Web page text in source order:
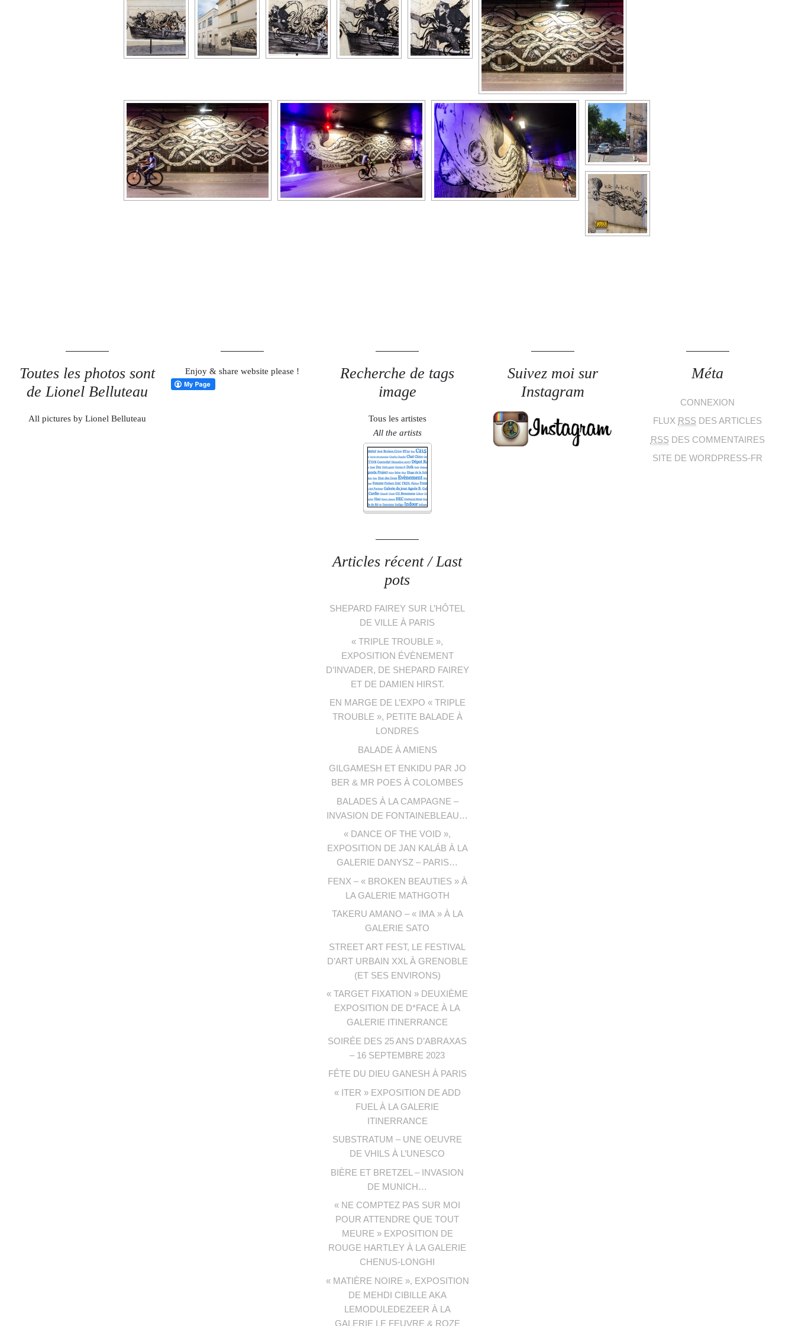
Toutes les photos sont
de Lionel Belluteau
All pictures by Lionel Belluteau
Enjoy & share website please !
Recherche de tags
image
Tous les artistes
All the artists
Suivez moi sur
Instagram
Méta
CONNEXION
FLUX RSS DES ARTICLES
RSS DES COMMENTAIRES
SITE DE WORDPRESS-FR
Articles récent / Last
pots
SHEPARD FAIREY SUR L’HÔTEL
DE VILLE À PARIS
« TRIPLE TROUBLE »,
EXPOSITION ÉVÈNEMENT
D’INVADER, DE SHEPARD FAIREY
ET DE DAMIEN HIRST.
EN MARGE DE L’EXPO « TRIPLE
TROUBLE », PETITE BALADE À
LONDRES
BALADE À AMIENS
GILGAMESH ET ENKIDU PAR JO
BER & MR POES À COLOMBES
BALADES À LA CAMPAGNE –
INVASION DE FONTAINEBLEAU…
« DANCE OF THE VOID »,
EXPOSITION DE JAN KALÁB À LA
GALERIE DANYSZ – PARIS…
FENX – « BROKEN BEAUTIES » À
LA GALERIE MATHGOTH
TAKERU AMANO – « IMA » À LA
GALERIE SATO
STREET ART FEST, LE FESTIVAL
D’ART URBAIN XXL À GRENOBLE
(ET SES ENVIRONS)
« TARGET FIXATION » DEUXIÈME
EXPOSITION DE D*FACE À LA
GALERIE ITINERRANCE
SOIRÉE DES 25 ANS D’ABRAXAS
– 16 SEPTEMBRE 2023
FÊTE DU DIEU GANESH À PARIS
« ITER » EXPOSITION DE ADD
FUEL À LA GALERIE
ITINERRANCE
SUBSTRATUM – UNE OEUVRE
DE VHILS À L’UNESCO
BIÈRE ET BRETZEL – INVASION
DE MUNICH…
« NE COMPTEZ PAS SUR MOI
POUR ATTENDRE QUE TOUT
MEURE » EXPOSITION DE
ROUGE HARTLEY À LA GALERIE
CHENUS-LONGHI
« MATIÈRE NOIRE », EXPOSITION
DE MEHDI CIBILLE AKA
LEMODULEDEZEER À LA
GALERIE LE FEUVRE & ROZE